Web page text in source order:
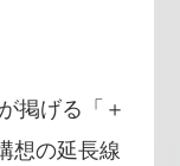
掲げる「＋
想の延長線